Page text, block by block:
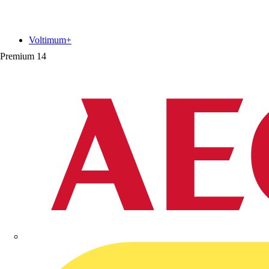
Premium 14
Voltimum+